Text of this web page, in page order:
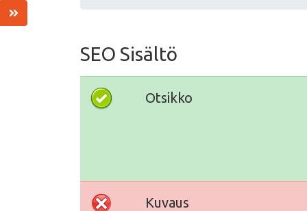
SEO Sisältö
Otsikko
Kuvaus